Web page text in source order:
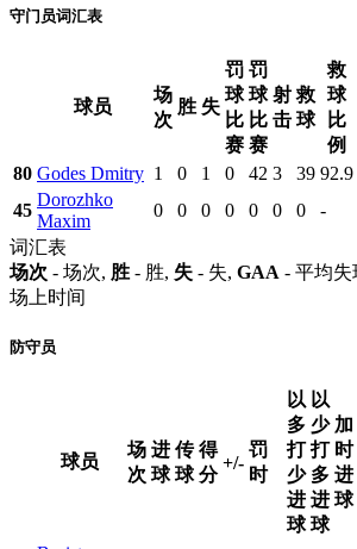
守门员词汇表
球员
场
次
胜 失
罚
球
比
赛
罚
球
比
赛
射
击
救
球
救
球
比
例
80 Godes Dmitry 1 0 1 0 42 3 39 92.9
45
Dorozhko
Maxim
0 0 0 0 0 0 0 -
词汇表
场次 - 场次, 胜 - 胜, 失 - 失, GAA - 平均失
场上时间
防守员
球员
场
次
进
球
传
球
得
分
+/-
罚
时
以
多
打
少
进
球
以
少
打
多
进
球
加
时
进
球